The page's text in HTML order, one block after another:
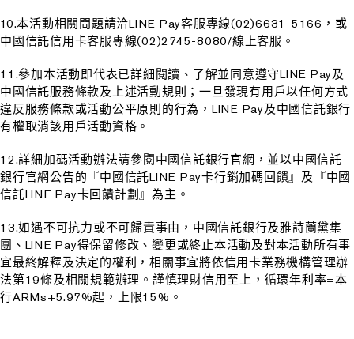
10.本活動相關問題請洽LINE Pay客服專線(02)6631-5166，或
中國信託信用卡客服專線(02)2745-8080/線上客服。
11.參加本活動即代表已詳細閱讀、了解並同意遵守LINE Pay及
中國信託服務條款及上述活動規則；一旦發現有用戶以任何方式
違反服務條款或活動公平原則的行為，LINE Pay及中國信託銀行
有權取消該用戶活動資格。
12.詳細加碼活動辦法請參閱中國信託銀行官網，並以中國信託
銀行官網公告的『中國信託LINE Pay卡行銷加碼回饋』及『中國
信託LINE Pay卡回饋計劃』為主。
13.如遇不可抗力或不可歸責事由，中國信託銀行及雅詩蘭黛集
團、LINE Pay得保留修改、變更或終止本活動及對本活動所有事
宜最終解釋及決定的權利，相關事宜將依信用卡業務機構管理辦
法第19條及相關規範辦理。謹慎理財信用至上，循環年利率=本
行ARMs+5.97%起，上限15%。